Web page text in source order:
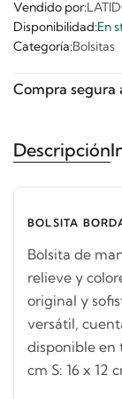
Vendido por:
Disponibilidad:En
Categoría:Bolsitas
Compra segura
Descripción
BOLSITA
Bolsita de
relieve y
original y
versátil,
disponible en
cm S: 16 x 12